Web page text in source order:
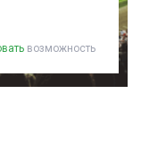
возможность